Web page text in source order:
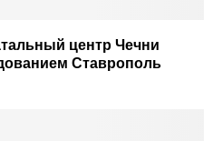
центр Чечни
Ставрополь